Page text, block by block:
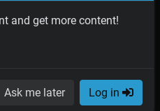
and get more content!
Ask me later Log in
querido
andanza,